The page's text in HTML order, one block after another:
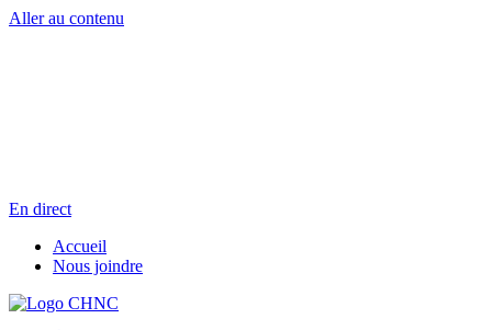
Aller au contenu
En direct
Accueil
Nous joindre